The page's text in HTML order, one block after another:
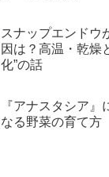
スナップエンドウ
因は？高温・乾燥
化”の話
『アナスタシア
なる野菜の育て方